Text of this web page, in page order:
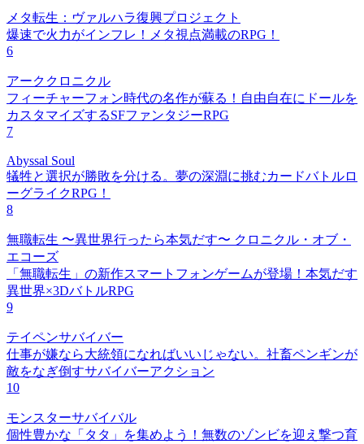
メタ転生：ヴァルハラ復興プロジェクト
爆速で火力がインフレ！メタ視点満載のRPG！
6
アーククロニクル
フィーチャーフォン時代の名作が蘇る！自由自在にドールを
カスタマイズするSFファンタジーRPG
7
Abyssal Soul
犠牲と選択が勝敗を分ける。夢の深淵に挑むカードバトルロ
ーグライクRPG！
8
無職転生 〜異世界行ったら本気だす〜 クロニクル・オブ・
エコーズ
「無職転生」の新作スマートフォンゲームが登場！本気だす
異世界×3DバトルRPG
9
テイペンサバイバー
仕事が嫌なら大統領になればいいじゃない。社畜ペンギンが
敵をなぎ倒すサバイバーアクション
10
モンスターサバイバル
個性豊かな「タタ」を集めよう！無数のゾンビを迎え撃つ育